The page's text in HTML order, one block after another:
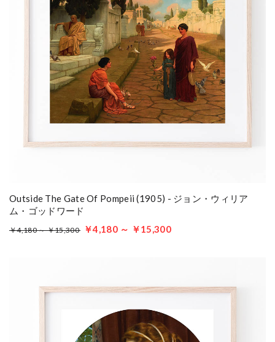
Outside The Gate Of Pompeii (1905) - ジョン・ウィリア
ム・ゴッドワード
￥4,180 ～ ￥15,300 ￥4,180 ～ ￥15,300